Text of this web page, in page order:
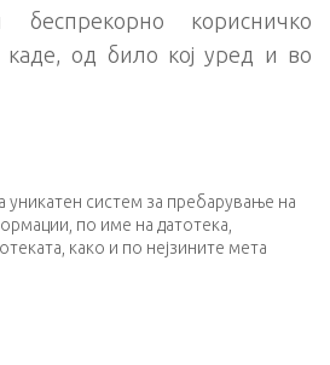
беспрекорно корисничко
каде, од било кој уред и во
уникатен систем за пребарување на
по име на датотека,
како и по нејзините мета